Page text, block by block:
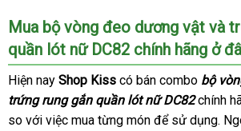
Cách
sử
dụng
trứng
rung
gắn
quần
Mua bộ vòng đeo dương vật dễ
và
quần lót nữ DC82 chính hãng ở
đẹp
Hiện nay Shop Kiss có bán combo bộ
trứng rung gắn quần lót nữ DC82chính
so nhập
với việc mua từng món Mỹ
để sử dụng.